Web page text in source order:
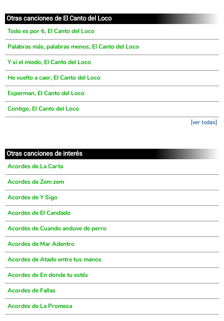
Otras canciones de El Canto del Loco
Todo es por ti, El Canto del Loco
Palabras más, palabras menos, El Canto del Loco
Y si el miedo, El Canto del Loco
He vuelto a caer, El Canto del Loco
Esperman, El Canto del Loco
Contigo, El Canto del Loco
[ver todas]
Otras canciones de interés
Acordes de La Carta
Acordes de Zem zem
Acordes de Y Sigo
Acordes de El Candado
Acordes de Cuando anduve de perro
Acordes de Mar Adentro
Acordes de Atado entre tus manos
Acordes de En donde tu estés
Acordes de Fallas
Acordes de La Promesa